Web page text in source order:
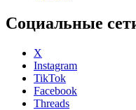
Социальные
X
Instagram
TikTok
Facebook
Threads